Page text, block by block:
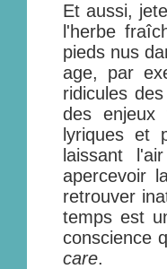
Et aussi,
l'herbe
pieds nus
age, par
ridicules
des enjeux
lyriques et
laissant
apercevoir
retrouver
temps est
conscience
care.